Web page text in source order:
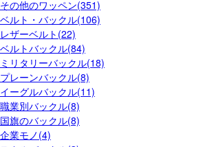
その他のワッペン(351)
ベルト・バックル(106)
レザーベルト(22)
ベルトバックル(84)
ミリタリーバックル(18)
プレーンバックル(8)
イーグルバックル(11)
職業別バックル(8)
国旗のバックル(8)
企業モノ(4)